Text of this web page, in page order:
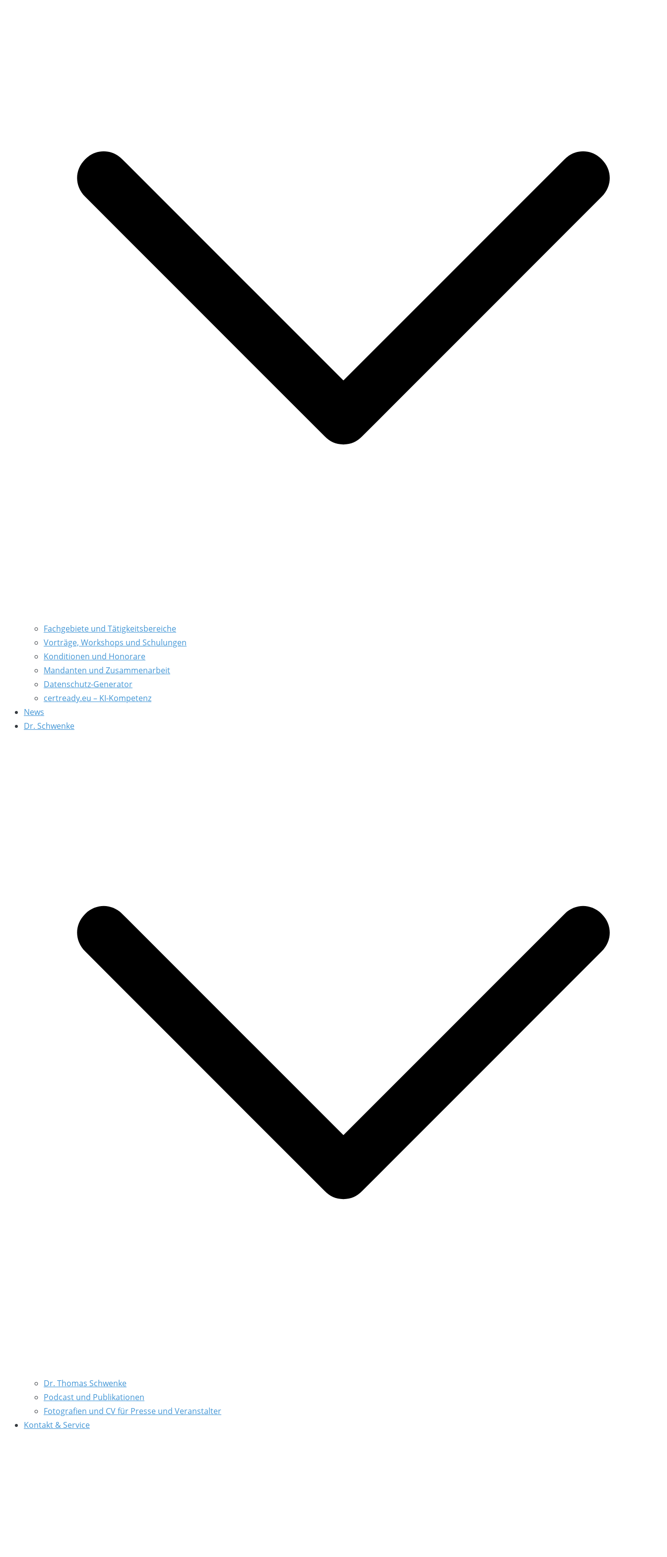
Fachgebiete und Tätigkeitsbereiche
Vorträge, Workshops und Schulungen
Konditionen und Honorare
Mandanten und Zusammenarbeit
Datenschutz-Generator
certready.eu – KI-Kompetenz
News
Dr. Schwenke
Dr. Thomas Schwenke
Podcast und Publikationen
Fotografien und CV für Presse und Veranstalter
Kontakt & Service